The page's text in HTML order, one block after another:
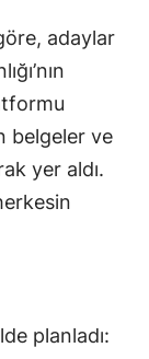
adaylar
belgeler ve
yer aldı.
planladı: